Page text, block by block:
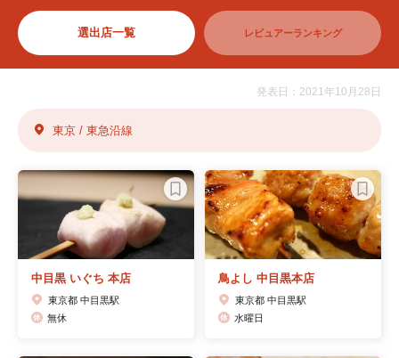
選出店一覧 レビュアーランキング
発表日：2021年10月28日
東京 / 東急沿線
中目黒 いぐち 本店
東京都 中目黒駅
無休
鳥よし 中目黒本店
東京都 中目黒駅
水曜日